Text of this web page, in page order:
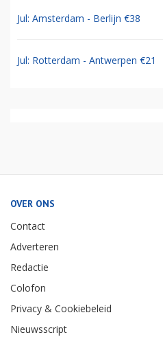
Jul: Amsterdam - Berlijn €38
Jul: Rotterdam - Antwerpen €21
OVER ONS
Contact
Adverteren
Redactie
Colofon
Privacy & Cookiebeleid
Nieuwsscript